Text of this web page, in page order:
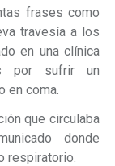
frases como
travesía a los
en una clínica
por sufrir un
en coma.
que circulaba
donde
respiratorio.